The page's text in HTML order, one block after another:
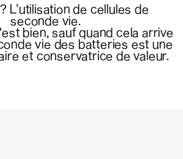
L’utilisation de cellules de
seconde vie.
bien, sauf quand cela arrive
vie des batteries est une
et conservatrice de valeur.